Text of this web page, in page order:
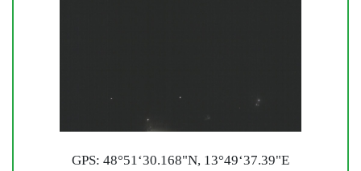
GPS: 48°51‘30.168"N, 13°49‘37.39"E